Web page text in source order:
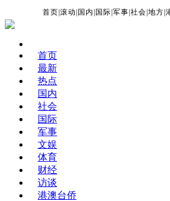
首页 |滚动 国内 国际 |军事 |社会 |地方 |
首页
最新
热点
国内
社会
国际
军事
文娱
体育
财经
访谈
港澳台侨